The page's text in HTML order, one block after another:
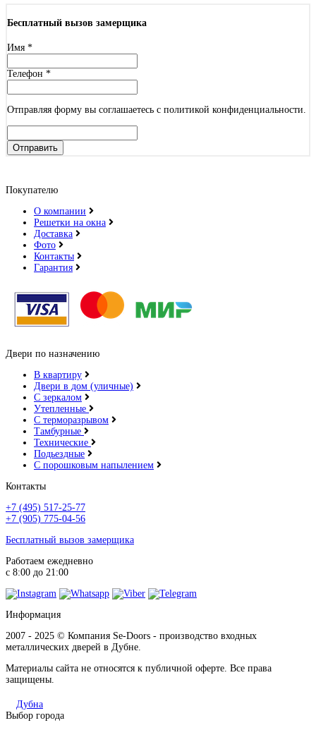
Бесплатный вызов замерщика
Имя *
Телефон *
Отправляя форму вы соглашаетесь с политикой конфиденциальности.
Отправить
Покупателю
О компании
Решетки на окна
Доставка
Фото
Контакты
Гарантия
Двери по назначению
В квартиру
Двери в дом (уличные)
С зеркалом
Утепленные
С терморазрывом
Тамбурные
Технические
Подьездные
С порошковым напылением
Контакты
+7 (495) 517-25-77
+7 (905) 775-04-56
Бесплатный вызов замерщика
Работаем ежедневно
с 8:00 до 21:00
Информация
2007 - 2025 © Компания Se-Doors - производство входных
металлических дверей в Дубне.
Материалы сайта не относятся к публичной оферте. Все права
защищены.
Дубна
Выбор города